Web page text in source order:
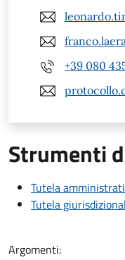
+39 080
Strumenti
Tutela
Tutela
Argomenti: